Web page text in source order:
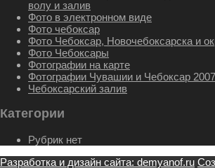
волу и залив
Фото в электронном виде
Фото чебоксар
Фото Чебоксар, Новочебоксарска и
Фото Чебоксары
Фотографии на карте
Фотографии Чувашии и Чебоксар
Чебоксарский залив
Категории
Рубрик нет
Разработка и дизайн сайта: demyanof.ru